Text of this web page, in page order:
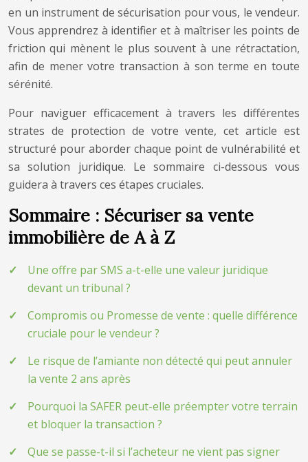
en un instrument de sécurisation pour vous, le vendeur.
Vous apprendrez à identifier et à maîtriser les points de
friction qui mènent le plus souvent à une rétractation,
afin de mener votre transaction à son terme en toute
sérénité.
Pour naviguer efficacement à travers les différentes
strates de protection de votre vente, cet article est
structuré pour aborder chaque point de vulnérabilité et
sa solution juridique. Le sommaire ci-dessous vous
guidera à travers ces étapes cruciales.
Sommaire : Sécuriser sa vente
immobilière de A à Z
Une offre par SMS a-t-elle une valeur juridique
devant un tribunal ?
Compromis ou Promesse de vente : quelle différence
cruciale pour le vendeur ?
Le risque de l’amiante non détecté qui peut annuler
la vente 2 ans après
Pourquoi la SAFER peut-elle préempter votre terrain
et bloquer la transaction ?
Que se passe-t-il si l’acheteur ne vient pas signer